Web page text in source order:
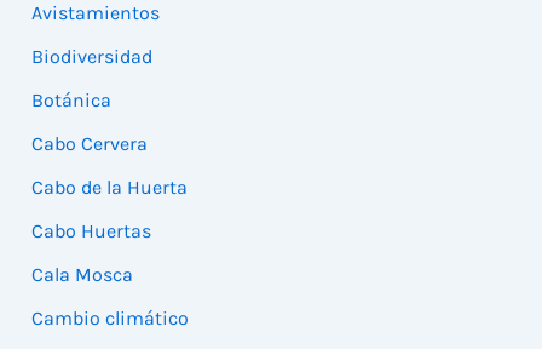
Avistamientos
Biodiversidad
Botánica
Cabo Cervera
Cabo de la Huerta
Cabo Huertas
Cala Mosca
Cambio climático